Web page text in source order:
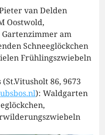
van Delden
Oostwold,
Gartenzimmer am
Schneeglöckchen
Frühlingszwiebeln
86, 9673
): Waldgarten